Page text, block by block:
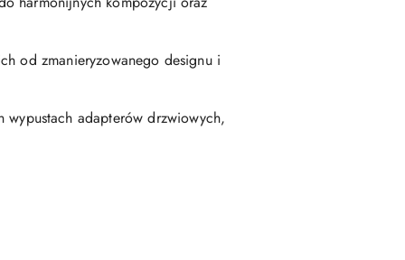
od zmanieryzowanego designu i
wypustach adapterów drzwiowych,